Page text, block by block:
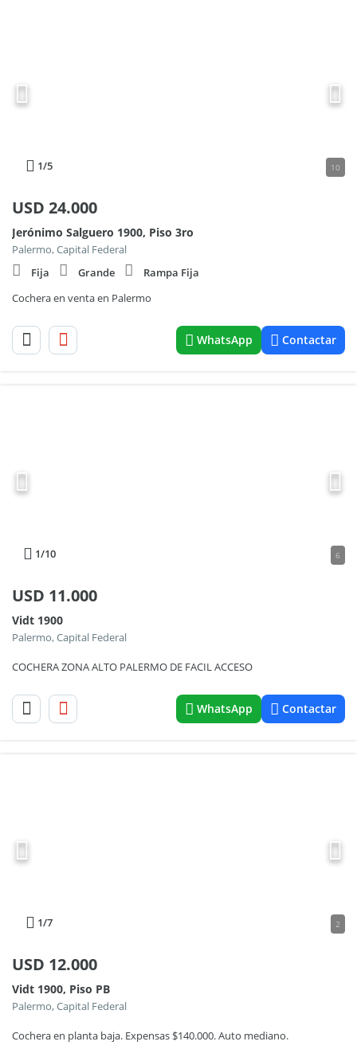
1/5 10
USD 24.000
Jerónimo Salguero 1900, Piso 3ro
Palermo, Capital Federal
Fija
Grande
Rampa Fija
Cochera en venta en Palermo
WhatsApp Contactar
1/10 6
USD 11.000
Vidt 1900
Palermo, Capital Federal
COCHERA ZONA ALTO PALERMO DE FACIL ACCESO
WhatsApp Contactar
1/7 2
USD 12.000
Vidt 1900, Piso PB
Palermo, Capital Federal
Cochera en planta baja. Expensas $140.000. Auto mediano.